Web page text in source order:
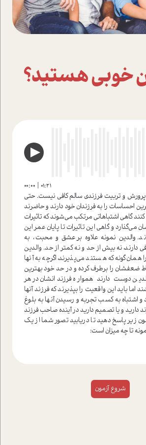
خوبی هستید؟
00:00
01:21
پرورش و تربیت فرزندی سالم کافی نیست. حتی
احساسات را به فرزندان خود دارند و حاضرند
کنند گاهی اشتباهاتی مرتکب می‌شوند که تاثیرات
می‌گذارد و گاهی این تاثیرات تا پایان عمر این
والدین نمونه علاوه بر عشق و محبت، به
دارند، نه بیش از حد و نه کمتر از حد. والدین
همان‌گونه که هستند می‌پذیرند، اگرچه به آنها
ضعفشان را برطرف کرده و در حد خود بهترین
دوست دارند همواره فرزندانشان در هر
اما باید این واقعیت را بپذیرند که فرزند آنها
و اشتباه به کسب تجربه و رسیدن آنها به بلوغ
دارید و یا تصمیم دارید در آینده صاحب فرزند
زیر پاسخ دهید تا دریابید تصور شما از یک
تا چه میزان است: